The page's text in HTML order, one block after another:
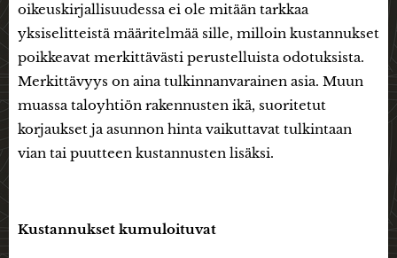
oikeuskirjallisuudessa ei ole mitään tarkkaa
yksiselitteistä määritelmää sille, milloin kustannukset
poikkeavat merkittävästi perustelluista odotuksista.
Merkittävyys on aina tulkinnanvarainen asia. Muun
muassa taloyhtiön rakennusten ikä, suoritetut
korjaukset ja asunnon hinta vaikuttavat tulkintaan
vian tai puutteen kustannusten lisäksi.
Kustannukset kumuloituvat